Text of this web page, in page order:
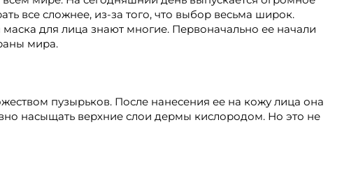
все сложнее, из-за того, что выбор весьма широк.
для лица знают многие. Первоначально ее начали
мира.
пузырьков. После нанесения ее на кожу лица она
насыщать верхние слои дермы кислородом. Но это не